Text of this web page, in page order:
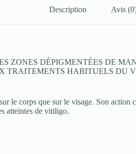
Description Avis
ZONES DÉPIGMENTÉES DE
TRAITEMENTS HABITUELS DU
le corps que sur le visage. Son
atteintes de vitiligo.